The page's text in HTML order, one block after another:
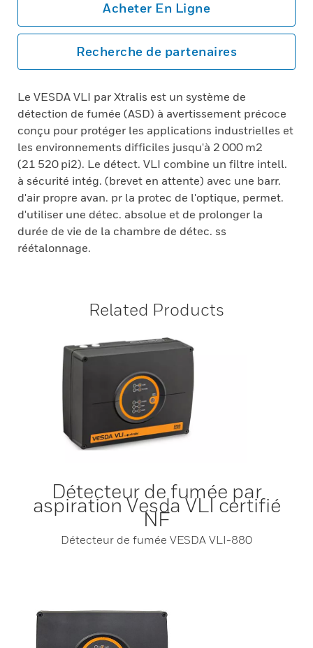
Acheter En Ligne
Recherche de partenaires
Le VESDA VLI par Xtralis est un système de
détection de fumée (ASD) à avertissement précoce
conçu pour protéger les applications industrielles et
les environnements difficiles jusqu'à 2 000 m2
(21 520 pi2). Le détect. VLI combine un filtre intell.
à sécurité intég. (brevet en attente) avec une barr.
d'air propre avan. pr la protec de l'optique, permet.
d'utiliser une détec. absolue et de prolonger la
durée de vie de la chambre de détec. ss
réétalonnage.
Related Products
Détecteur de fumée par
aspiration Vesda VLI certifié
NF
Détecteur de fumée VESDA VLI-880